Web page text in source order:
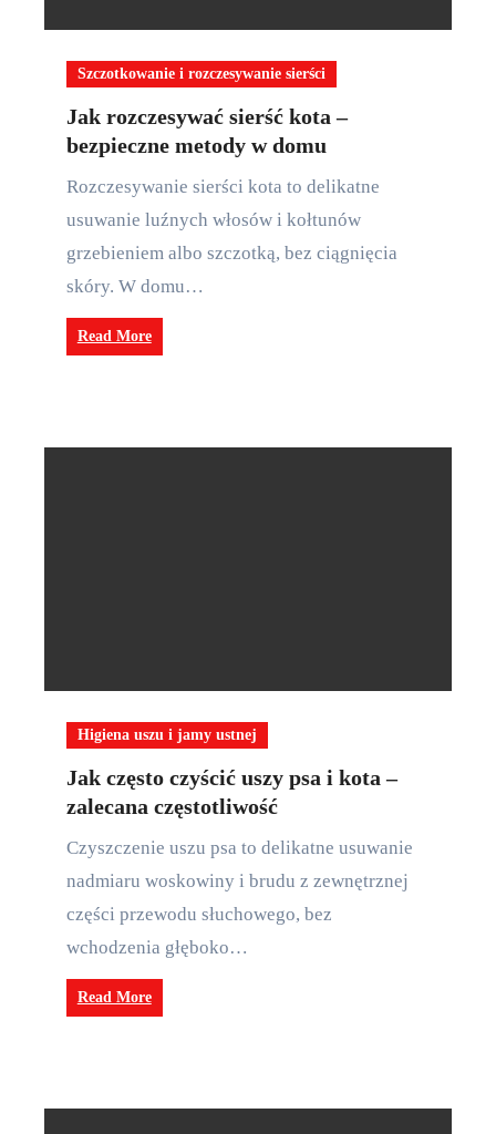
Szczotkowanie i rozczesywanie sierści
Jak rozczesywać sierść kota –
bezpieczne metody w domu
Rozczesywanie sierści kota to delikatne
usuwanie luźnych włosów i kołtunów
grzebieniem albo szczotką, bez ciągnięcia
skóry. W domu…
Read More
Higiena uszu i jamy ustnej
Jak często czyścić uszy psa i kota –
zalecana częstotliwość
Czyszczenie uszu psa to delikatne usuwanie
nadmiaru woskowiny i brudu z zewnętrznej
części przewodu słuchowego, bez
wchodzenia głęboko…
Read More